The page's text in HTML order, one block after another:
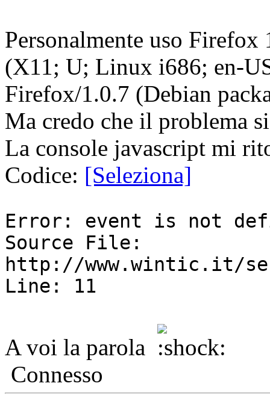
Personalmente uso
(X11; U; Linux i686; en-
Firefox/1.0.7 (Debian
Ma credo che il problema
La console javascript mi
Codice: [Seleziona]
Error: event is not
Source File:
http://www.wintic.it/
Line: 11
A voi la parola
Connesso